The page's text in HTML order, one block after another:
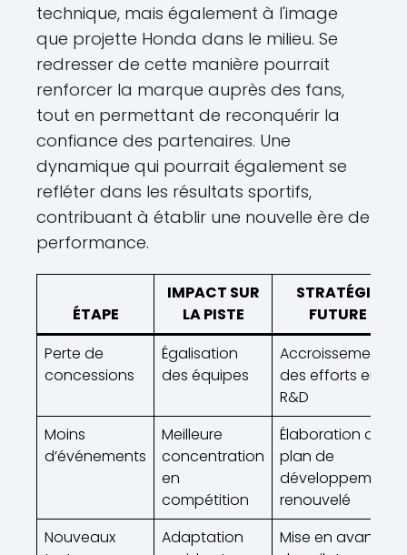
technique, mais également à l'image
que projette Honda dans le milieu. Se
redresser de cette manière pourrait
renforcer la marque auprès des fans,
tout en permettant de reconquérir la
confiance des partenaires. Une
dynamique qui pourrait également se
refléter dans les résultats sportifs,
contribuant à établir une nouvelle ère de
performance.
ÉTAPE
IMPACT SUR
LA PISTE
STRATÉGIE
FUTURE
Perte de
concessions
Égalisation
des équipes
Accroissement
des efforts en
R&D
Moins
d’événements
Meilleure
concentration
en
compétition
Élaboration d’un
plan de
développement
renouvelé
Nouveaux
Adaptation
Mise en avant